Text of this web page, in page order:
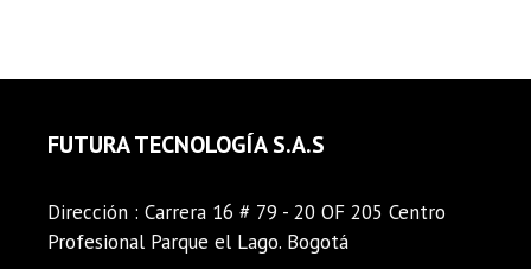
FUTURA TECNOLOGÍA S.A.S
Dirección : Carrera 16 # 79 - 20 OF 205 Centro
Profesional Parque el Lago. Bogotá